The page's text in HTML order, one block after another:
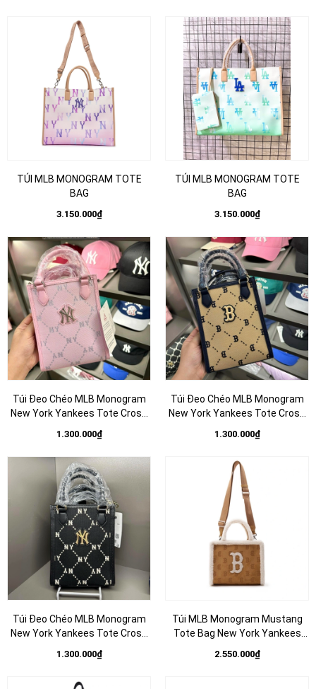
TÚI MLB MONOGRAM TOTE
BAG
3.150.000₫
TÚI MLB MONOGRAM TOTE
BAG
3.150.000₫
Túi Đeo Chéo MLB Monogram
New York Yankees Tote Cross
1.300.000₫
Túi Đeo Chéo MLB Monogram
New York Yankees Tote Cross
1.300.000₫
Túi Đeo Chéo MLB Monogram
New York Yankees Tote Cross
1.300.000₫
Túi MLB Monogram Mustang
Tote Bag New York Yankees
2.550.000₫